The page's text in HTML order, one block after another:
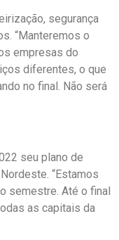
segurança
“Manteremos o
empresas do
diferentes, o que
no final. Não será
seu plano de
“Estamos
semestre. Até o final
as capitais da